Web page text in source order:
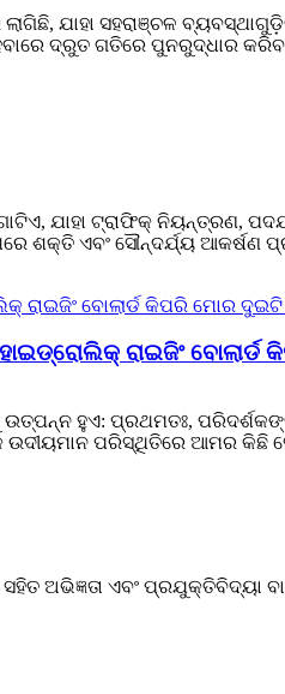
ଯାହା ସହରାଞ୍ଚଳ
ଦ୍ରୁତ ଗତିରେ ପୁନରୁଦ୍ଧାର
ଯାହା ଟ୍ରାଫିକ୍ ନିୟନ୍ତ୍ରଣ,
ଶକ୍ତି ଏବଂ ସୌନ୍ଦର୍ଯ୍ୟ ଆକର୍ଷଣ
ରାଇଜିଂ
ହୁଏ: ପ୍ରଥମତଃ,
ଉଦୀୟମାନ ପରିସ୍ଥିତିରେ ଆମର
ଅଭିଜ୍ଞତା ଏବଂ ପ୍ରଯୁକ୍ତିବିଦ୍ୟା